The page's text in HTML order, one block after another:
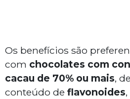
Os benefícios são
com chocolates com
cacau de 70% ou mais,
conteúdo de flavonoides